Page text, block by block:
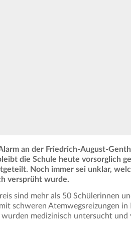
an der Friedrich-August-
die Schule heute vorsorglich
Noch immer sei unklar,
versprüht wurde.
sind mehr als 50 Schülerinnen
schweren Atemwegsreizungen
wurden medizinisch untersucht